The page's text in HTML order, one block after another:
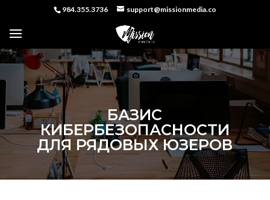
984.355.3736 support@missionmedia.co
БАЗИС
КИБЕРБЕЗОПАСНОСТИ
ДЛЯ РЯДОВЫХ ЮЗЕРОВ